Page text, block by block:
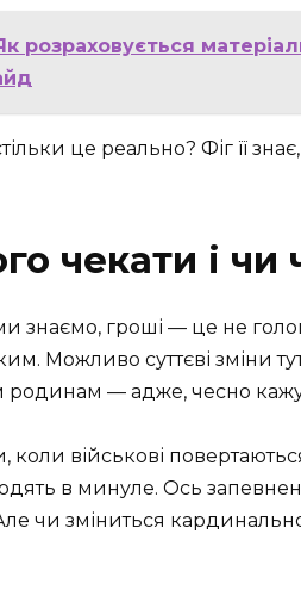
розраховується
це реально? Фіг її
чекати і чи
знаємо, гроші — це не
Можливо суттєві зміни
родинам — адже, чесно
коли військові
в минуле. Ось
чи зміниться